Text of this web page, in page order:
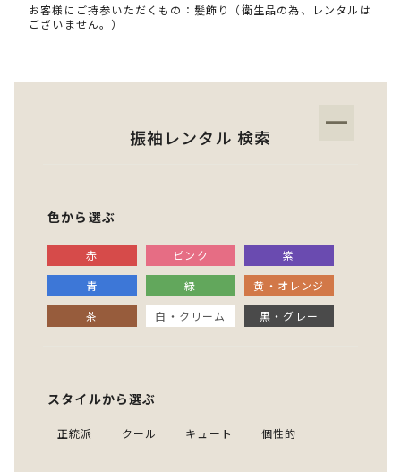
お客様にご持参いただくもの：髪飾り（衛生品の為、レンタルは
ございません。）
振袖レンタル 検索
色から選ぶ
赤 ピンク
紫
青
緑
黄・オレンジ
茶
白・クリーム 黒・グレー
スタイルから選ぶ
正統派 クール キュート 個性的